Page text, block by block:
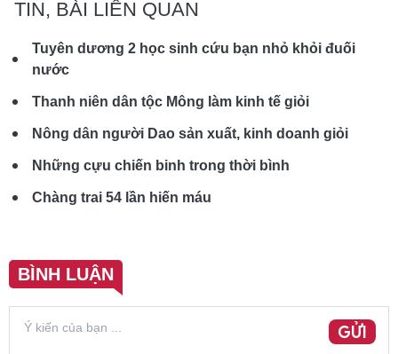
TIN, BÀI LIÊN QUAN
Tuyên dương 2 học sinh cứu bạn nhỏ khỏi đuối
nước
Thanh niên dân tộc Mông làm kinh tế giỏi
Nông dân người Dao sản xuất, kinh doanh giỏi
Những cựu chiến binh trong thời bình
Chàng trai 54 lần hiến máu
BÌNH LUẬN
GỬI